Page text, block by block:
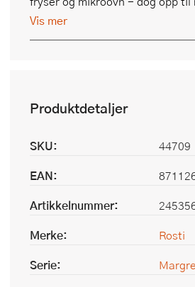
Vis mer
Produktdetaljer
SKU:
44709
EAN:
Artikkelnummer:
Merke:
Rosti
Serie: